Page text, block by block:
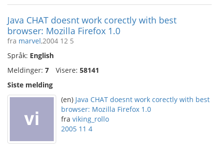
Java CHAT doesnt work corectly with best
browser: Mozilla Firefox 1.0
fra marvel,2004 12 5
Språk: English
Meldinger: 7 Visere: 58141
Siste melding
(en) Java CHAT doesnt work corectly with best
browser: Mozilla Firefox 1.0
fra viking_rollo
2005 11 4